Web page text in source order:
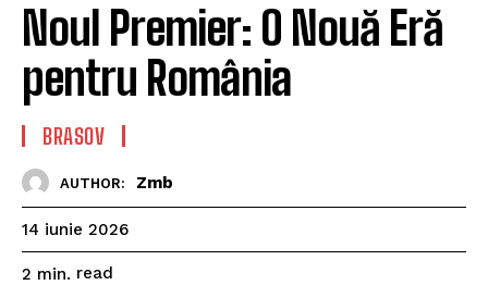
Noul Premier: O Nouă Eră
pentru România
BRASOV
AUTHOR: Zmb
14 iunie 2026
2 min. read